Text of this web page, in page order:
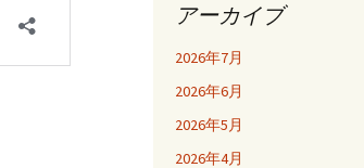
アーカイブ
2026年7月
2026年6月
2026年5月
2026年4月